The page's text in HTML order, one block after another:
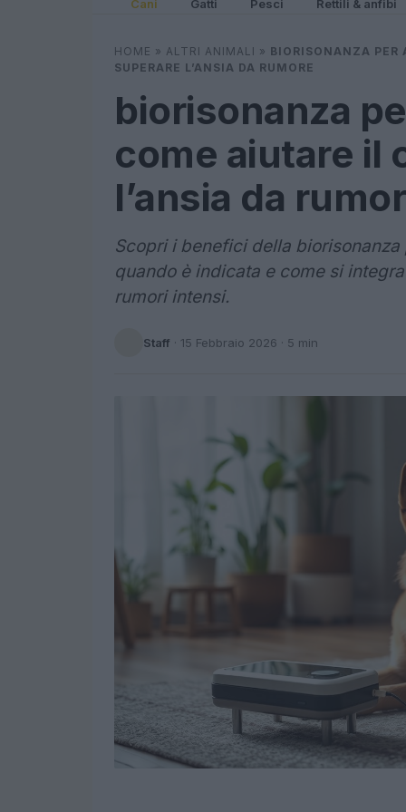
Cani Gatti Pesci Rettili & anfibi
HOME » ALTRI ANIMALI » BIORISONANZA
SUPERARE L’ANSIA DA RUMORE
biorisonanza
come aiutare il
l’ansia da
Scopri i benefici della biorisonanza
quando è indicata e come si
rumori intensi.
Staff · 15 Febbraio 2026 · 5 min